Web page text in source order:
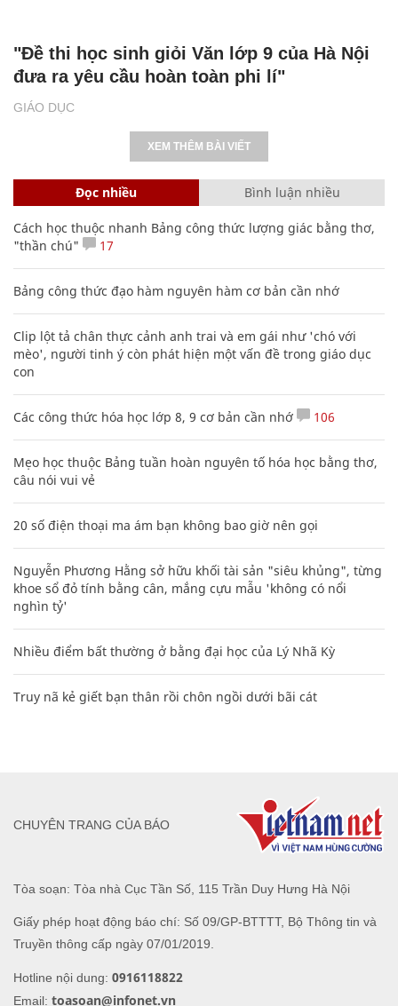
GIÁO DỤC
"Đề thi học sinh giỏi Văn lớp 9 của Hà Nội
đưa ra yêu cầu hoàn toàn phi lí"
XEM THÊM BÀI VIẾT
Đọc nhiều Bình luận nhiều
Cách học thuộc nhanh Bảng công thức lượng giác bằng thơ,
"thần chú"
17
Bảng công thức đạo hàm nguyên hàm cơ bản cần nhớ
Clip lột tả chân thực cảnh anh trai và em gái như 'chó với
mèo', người tinh ý còn phát hiện một vấn đề trong giáo dục
con
Các công thức hóa học lớp 8, 9 cơ bản cần nhớ 106
Mẹo học thuộc Bảng tuần hoàn nguyên tố hóa học bằng thơ,
câu nói vui vẻ
20 số điện thoại ma ám bạn không bao giờ nên gọi
Nguyễn Phương Hằng sở hữu khối tài sản "siêu khủng", từng
khoe sổ đỏ tính bằng cân, mắng cựu mẫu 'không có nổi
nghìn tỷ'
Nhiều điểm bất thường ở bằng đại học của Lý Nhã Kỳ
Truy nã kẻ giết bạn thân rồi chôn ngồi dưới bãi cát
Tòa soạn: Tòa nhà Cục Tần Số, 115 Trần Duy Hưng Hà Nội
Giấy phép hoạt động báo chí: Số 09/GP-BTTTT, Bộ Thông tin và
Truyền thông cấp ngày 07/01/2019.
Hotline nội dung: 0916118822
Email: toasoan@infonet.vn
CHUYÊN TRANG CỦA BÁO